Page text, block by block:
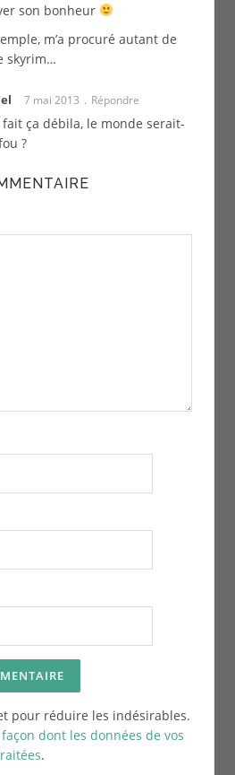
son bonheur
m’a procuré autant de
skyrim…
7 mai 2013 Répondre
ça débila, le monde serait-
?
pour réduire les indésirables.
dont les données de vos
.